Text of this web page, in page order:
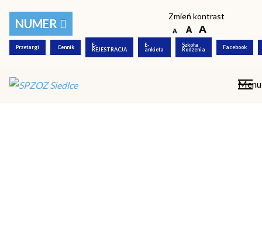
NUMER Zmień kontrast
Przetargi Cennik E-
REJESTRACJA
E-
ankieta
Szkoła
Rodzenia Facebook
Menu
© COPYRIGHT 2018-2026 SPZOZ Siedlce | Created by